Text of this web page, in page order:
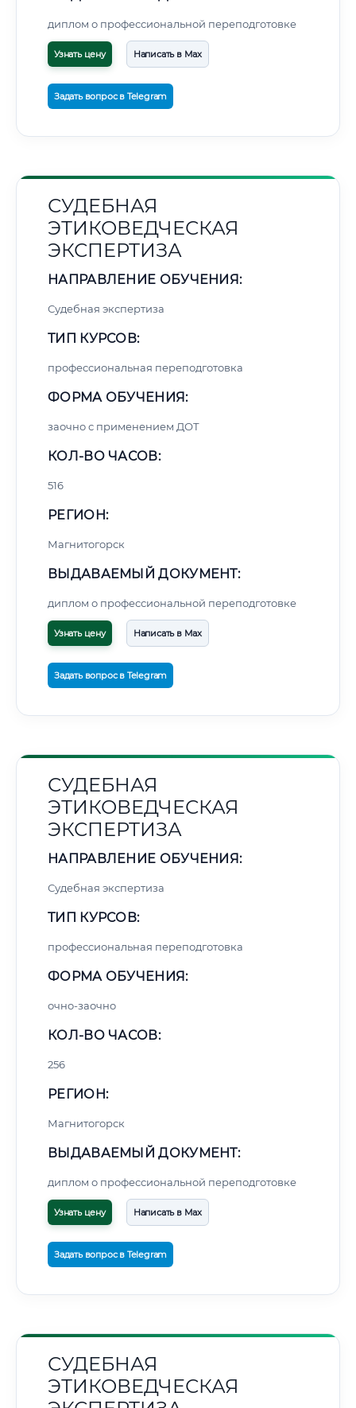
диплом о профессиональной переподготовке
Узнать цену Написать в Max
Задать вопрос в Telegram
СУДЕБНАЯ
ЭТИКОВЕДЧЕСКАЯ
ЭКСПЕРТИЗА
НАПРАВЛЕНИЕ ОБУЧЕНИЯ:
Судебная экспертиза
ТИП КУРСОВ:
профессиональная переподготовка
ФОРМА ОБУЧЕНИЯ:
заочно с применением ДОТ
КОЛ-ВО ЧАСОВ:
516
РЕГИОН:
Магнитогорск
ВЫДАВАЕМЫЙ ДОКУМЕНТ:
диплом о профессиональной переподготовке
Узнать цену Написать в Max
Задать вопрос в Telegram
СУДЕБНАЯ
ЭТИКОВЕДЧЕСКАЯ
ЭКСПЕРТИЗА
НАПРАВЛЕНИЕ ОБУЧЕНИЯ:
Судебная экспертиза
ТИП КУРСОВ:
профессиональная переподготовка
ФОРМА ОБУЧЕНИЯ:
очно-заочно
КОЛ-ВО ЧАСОВ:
256
РЕГИОН:
Магнитогорск
ВЫДАВАЕМЫЙ ДОКУМЕНТ:
диплом о профессиональной переподготовке
Узнать цену Написать в Max
Задать вопрос в Telegram
СУДЕБНАЯ
ЭТИКОВЕДЧЕСКАЯ